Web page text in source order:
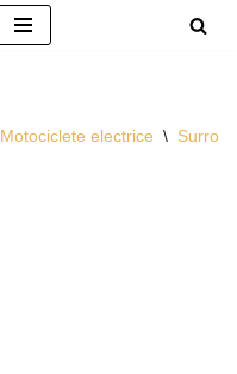
Motociclete electrice \ Surron